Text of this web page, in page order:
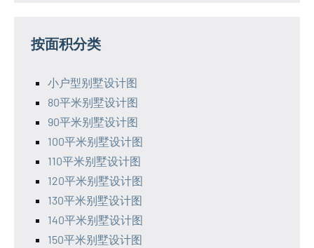
按面积分类
小户型别墅设计图
80平米别墅设计图
90平米别墅设计图
100平米别墅设计图
110平米别墅设计图
120平米别墅设计图
130平米别墅设计图
140平米别墅设计图
150平米别墅设计图